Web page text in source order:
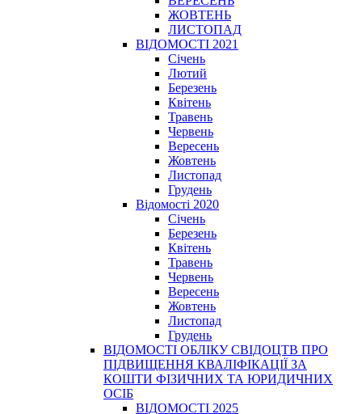
ЖОВТЕНЬ
ЛИСТОПАД
ВІДОМОСТІ 2021
Січень
Лютий
Березень
Квітень
Травень
Червень
Вересень
Жовтень
Листопад
Грудень
Відомості 2020
Січень
Березень
Квітень
Травень
Червень
Вересень
Жовтень
Листопад
Грудень
ВІДОМОСТІ ОБЛІКУ СВІДОЦТВ ПРО
ПІДВИЩЕННЯ КВАЛІФІКАЦІЇ ЗА
КОШТИ ФІЗИЧНИХ ТА ЮРИДИЧНИХ
ОСІБ
ВІДОМОСТІ 2025